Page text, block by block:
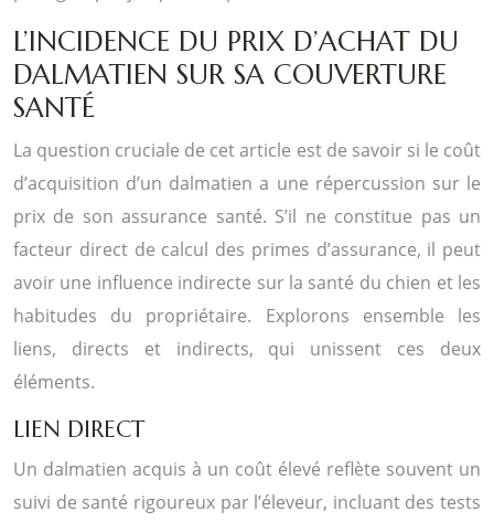
L’INCIDENCE DU PRIX D’ACHAT DU
DALMATIEN SUR SA COUVERTURE
SANTÉ
La question cruciale de cet article est de savoir si le coût
d’acquisition d’un dalmatien a une répercussion sur le
prix de son assurance santé. S’il ne constitue pas un
facteur direct de calcul des primes d’assurance, il peut
avoir une influence indirecte sur la santé du chien et les
habitudes du propriétaire. Explorons ensemble les
liens, directs et indirects, qui unissent ces deux
éléments.
LIEN DIRECT
Un dalmatien acquis à un coût élevé reflète souvent un
suivi de santé rigoureux par l’éleveur, incluant des tests